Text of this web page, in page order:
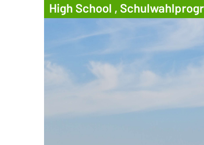
High School ,